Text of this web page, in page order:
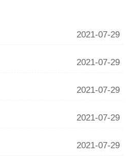
2021-07-29
2021-07-29
2021-07-29
2021-07-29
2021-07-29